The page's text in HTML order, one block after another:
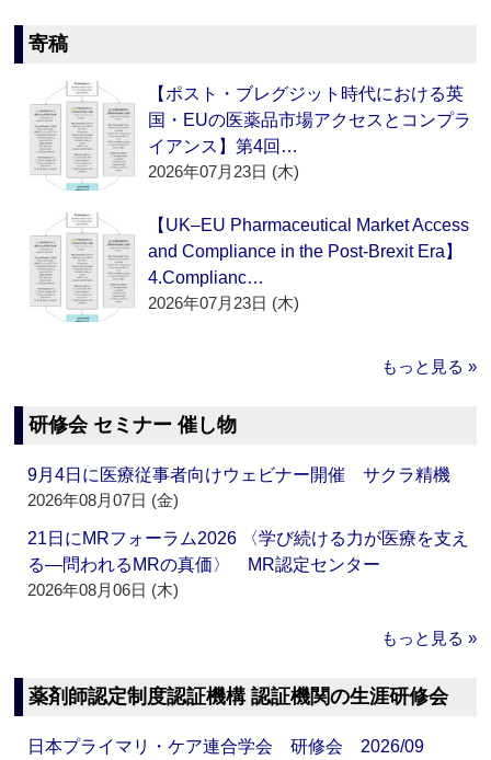
寄稿
【ポスト・ブレグジット時代における英
国・EUの医薬品市場アクセスとコンプラ
イアンス】第4回…
2026年07月23日 (木)
【UK–EU Pharmaceutical Market Access
and Compliance in the Post-Brexit Era】
4.Complianc…
2026年07月23日 (木)
もっと見る »
研修会 セミナー 催し物
9月4日に医療従事者向けウェビナー開催 サクラ精機
2026年08月07日 (金)
21日にMRフォーラム2026 〈学び続ける力が医療を支え
る―問われるMRの真価〉 MR認定センター
2026年08月06日 (木)
もっと見る »
薬剤師認定制度認証機構 認証機関の生涯研修会
日本プライマリ・ケア連合学会 研修会 2026/09